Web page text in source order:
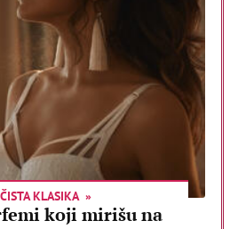
ČISTA KLASIKA
koji mirišu na